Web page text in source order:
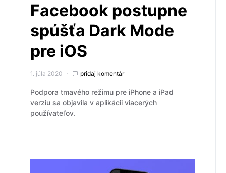
Facebook postupne
spúšťa Dark Mode
pre iOS
1. júla 2020 pridaj komentár
Podpora tmavého režimu pre iPhone a iPad
verziu sa objavila v aplikácii viacerých
používateľov.